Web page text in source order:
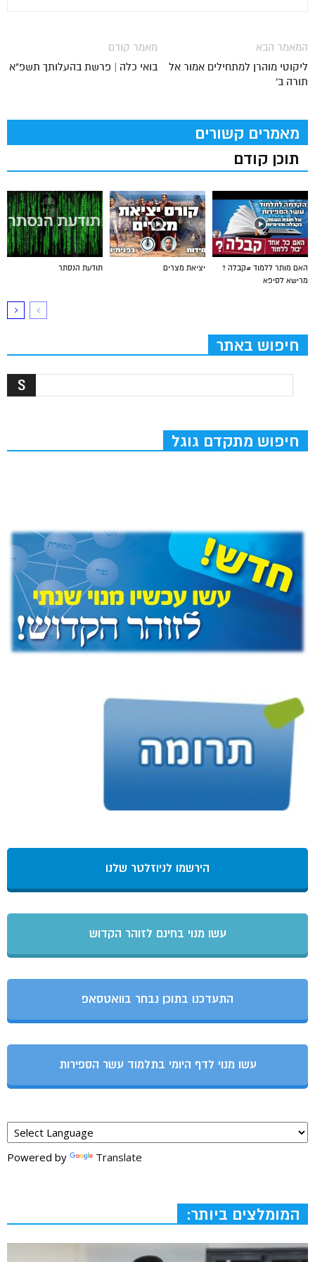
מאמר קודם
בואי כלה | פרשת בהעלותך תשפ"א
המאמר הבא
ליקוטי מוהרן למתחילים אמור אל
תורה ב'
מאמרים קשורים
תוכן קודם
תודעת הנסתר יציאת מצרים
האם מותר ללמוד #קבלה ?
מרישא לסיפא
חיפוש באתר
חיפוש מתקדם גוגל
הירשמו לניוזלטר שלנו
עשו מנוי בחינם לזוהר הקדוש
התעדכנו בתוכן נבחר בוואטסאפ
עשו מנוי לדף היומי בתלמוד עשר הספירות
Powered by Translate
המומלצים ביותר: